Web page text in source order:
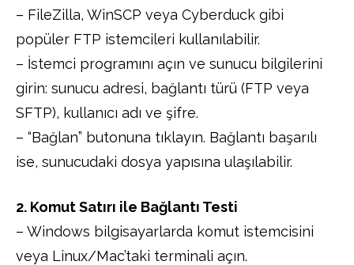
– FileZilla, WinSCP veya Cyberduck gibi
popüler FTP istemcileri kullanılabilir.
– İstemci programını açın ve sunucu bilgilerini
girin: sunucu adresi, bağlantı türü (FTP veya
SFTP), kullanıcı adı ve şifre.
– “Bağlan” butonuna tıklayın. Bağlantı başarılı
ise, sunucudaki dosya yapısına ulaşılabilir.
2. Komut Satırı ile Bağlantı Testi
– Windows bilgisayarlarda komut istemcisini
veya Linux/Mac’taki terminali açın.